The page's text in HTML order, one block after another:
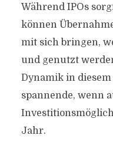
Während IPOs
können
mit sich bringen,
und genutzt
Dynamik in
spannende, wenn
Jahr.